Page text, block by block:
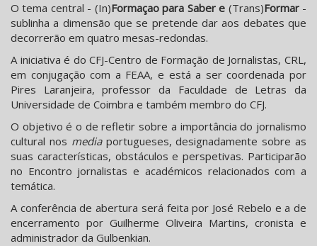
O tema central - (In)Formaçao para Saber e (Trans)Formar -
sublinha a dimensão que se pretende dar aos debates que
decorrerão em quatro mesas-redondas.
A iniciativa é do CFJ-Centro de Formação de Jornalistas, CRL,
em conjugação com a FEAA, e está a ser coordenada por
Pires Laranjeira, professor da Faculdade de Letras da
Universidade de Coimbra e também membro do CFJ.
O objetivo é o de refletir sobre a importância do jornalismo
cultural nos mediaportugueses, designadamente sobre as
suas características, obstáculos e perspetivas. Participarão
no Encontro jornalistas e académicos relacionados com a
temática.
A conferência de abertura será feita por José Rebelo e a de
encerramento por Guilherme Oliveira Martins, cronista e
administrador da Gulbenkian.